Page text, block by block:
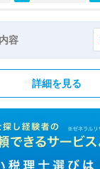
容
詳細を見る